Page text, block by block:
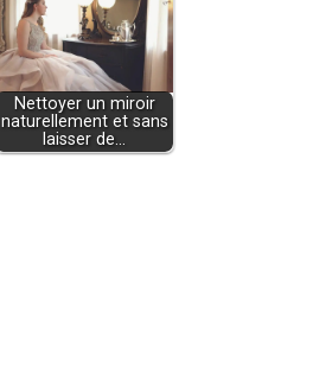
Nettoyer un miroir
naturellement et sans
laisser de…